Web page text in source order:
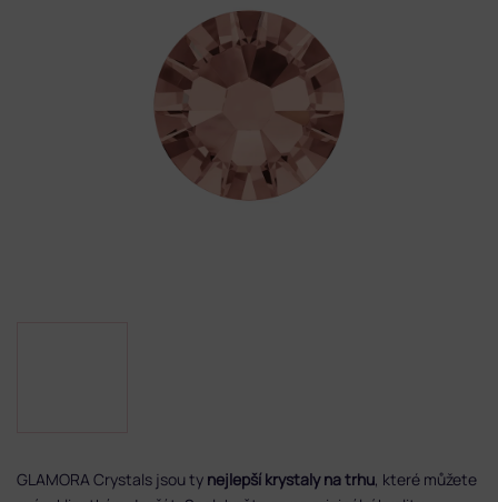
GLAMORA Crystals jsou ty nejlepší krystaly na trhu, které můžete